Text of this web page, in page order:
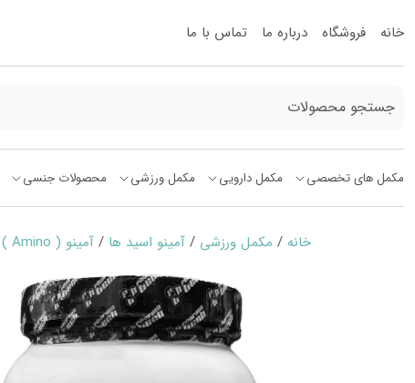
خانه فروشگاه درباره ما تماس با ما
مکمل های تخصصی مکمل دارویی مکمل ورزشی محصولات جنسی
خانه / مکمل ورزشی / آمینو اسید ها / آمینو ( Amino )